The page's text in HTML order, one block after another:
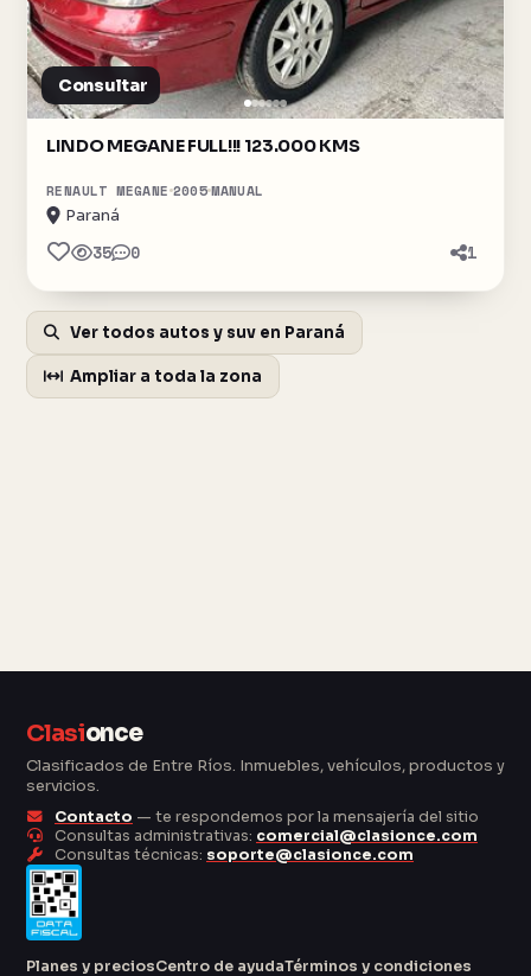
Consultar
LINDO MEGANE FULL!!! 123.000 KMS
RENAULT MEGANE 2005MANUAL
Paraná
35 0 1
Ver todos autos y suv en Paraná
Ampliar a toda la zona
Clasionce
Clasificados de Entre Ríos. Inmuebles, vehículos, productos y
servicios.
Contacto — te respondemos por la mensajería del sitio
Consultas administrativas: comercial@clasionce.com
Consultas técnicas: soporte@clasionce.com
Planes y preciosCentro de ayudaTérminos y condiciones